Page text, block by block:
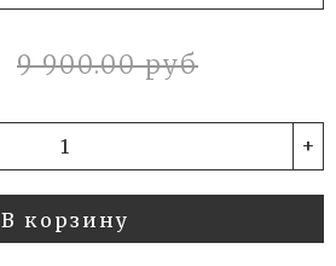
9 900.00 руб
+
В корзину